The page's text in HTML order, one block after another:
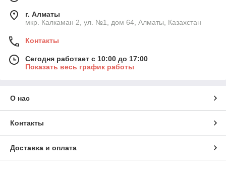
г. Алматы
мкр. Калкаман 2, ул. №1, дом 64, Алматы, Казахстан
Контакты
Сегодня работает с 10:00 до 17:00
Показать весь график работы
О нас
Контакты
Доставка и оплата